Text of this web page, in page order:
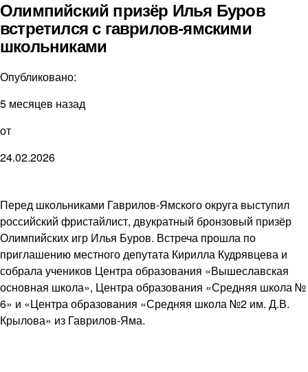
Олимпийский призёр Илья Буров
встретился с гаврилов-ямскими
школьниками
Опубликовано:
5 месяцев назад
от
24.02.2026
Перед школьниками Гаврилов-Ямского округа выступил
российский фристайлист, двукратный бронзовый призёр
Олимпийских игр Илья Буров. Встреча прошла по
приглашению местного депутата Кирилла Кудрявцева и
собрала учеников Центра образования «Вышеславская
основная школа», Центра образования «Средняя школа №
6» и «Центра образования «Средняя школа №2 им. Д.В.
Крылова» из Гаврилов-Яма.